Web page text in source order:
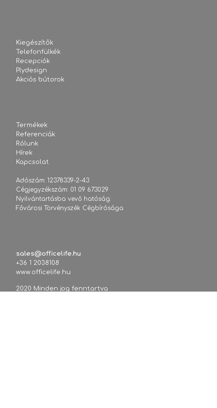
Kiegészítők
Telefonfülkék
Recepciók
Plydesign
Akciós bútorok
Termékek
Referenciák
Rólunk
Hírek
Kapcsolat
Adószám: 12378339-2-43
Cégjegyzékszám: 01 09 673029
Nyilvántartásba vevő hatóság:
Fővárosi Törvényszék Cégbírósága
sales@officelife.hu
+36 1 2038108
www.officelife.hu
2020 Minden jog fenntartva